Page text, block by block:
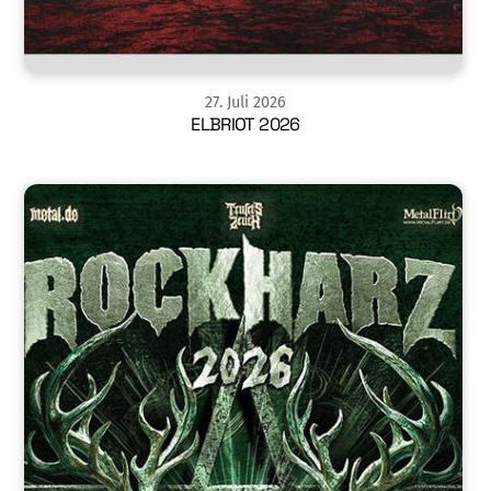
27. Juli 2026
ELBRIOT 2026